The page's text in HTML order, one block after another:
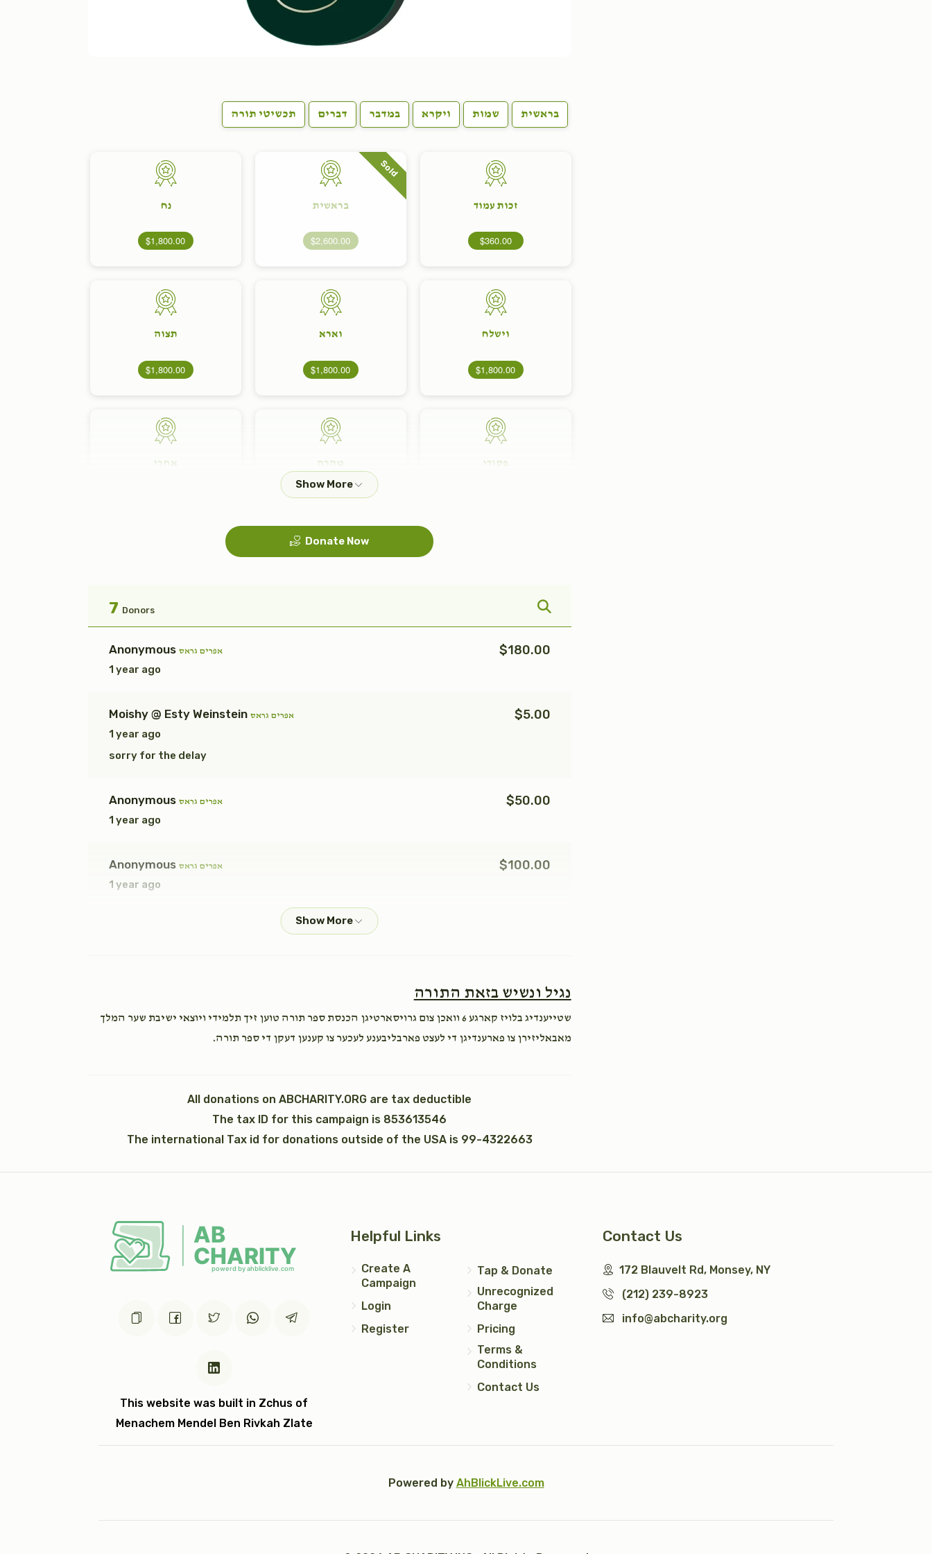
בראשית שמות ויקרא במדבר דברים תכשיטי תורה
זכות עמוד
$360.00
Sold
בראשית
$2,600.00
נח
$1,800.00
וישלח
$1,800.00
וארא
$1,800.00
תצוה
$1,800.00
פקודי טהרה
$1,800.00
אחרי
$1,800.00
$1,800.00
$1,800.00
נצבים (פרשת התשובה) וילך
$1,800.00
רבינו)
$7,200.00
$7,200.00
$5,000.00
$1,200.00
$2,500.00
Donate Now
7 Donors
Anonymous אפרים גראס
1 year ago
$180.00
Moishy @ Esty Weinstein אפרים גראס
1 year ago
$5.00
sorry for the delay
Anonymous אפרים גראס
1 year ago
$50.00
Anonymous אפרים גראס
1 year ago
$100.00
1 year ago
$360.00
זכות עמוד
נגיל ונשיש בזאת התורה
שטייענדיג בלויז קארגע 6 וואכן צום גרויסארטיגן הכנסת ספר תורה טוען זיך תלמידי ויוצאי ישיבת שער המלך
מאבאליזירן צו פארענדיגן די לעצט פארבליבענע לעכער צו קענען דעקן די ספר תורה.
All donations on ABCHARITY.ORG are tax deductible
The tax ID for this campaign is 853613546
The international Tax id for donations outside of the USA is 99-4322663
This website was built in Zchus of
Menachem Mendel Ben Rivkah Zlate
Helpful Links
Create A
Campaign
Login
Register
Tap & Donate
Unrecognized
Charge
Pricing
Terms &
Conditions
Contact Us
Contact Us
172 Blauvelt Rd, Monsey, NY
(212) 239-8923
info@abcharity.org
Powered by AhBlickLive.com